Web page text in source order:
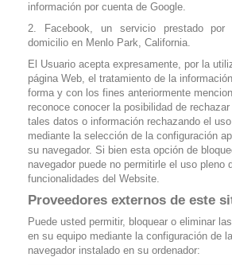
información por cuenta de Google.
2. Facebook, un servicio prestado por
domicilio en Menlo Park, California.
El Usuario acepta expresamente, por la
página Web, el tratamiento de la
forma y con los fines anteriormente
reconoce conocer la posibilidad de
tales datos o información rechazando el
mediante la selección de la configuración
su navegador. Si bien esta opción de
navegador puede no permitirle el uso pleno
funcionalidades del Website.
Proveedores externos de este
Puede usted permitir, bloquear o eliminar
en su equipo mediante la configuración de
navegador instalado en su ordenador: